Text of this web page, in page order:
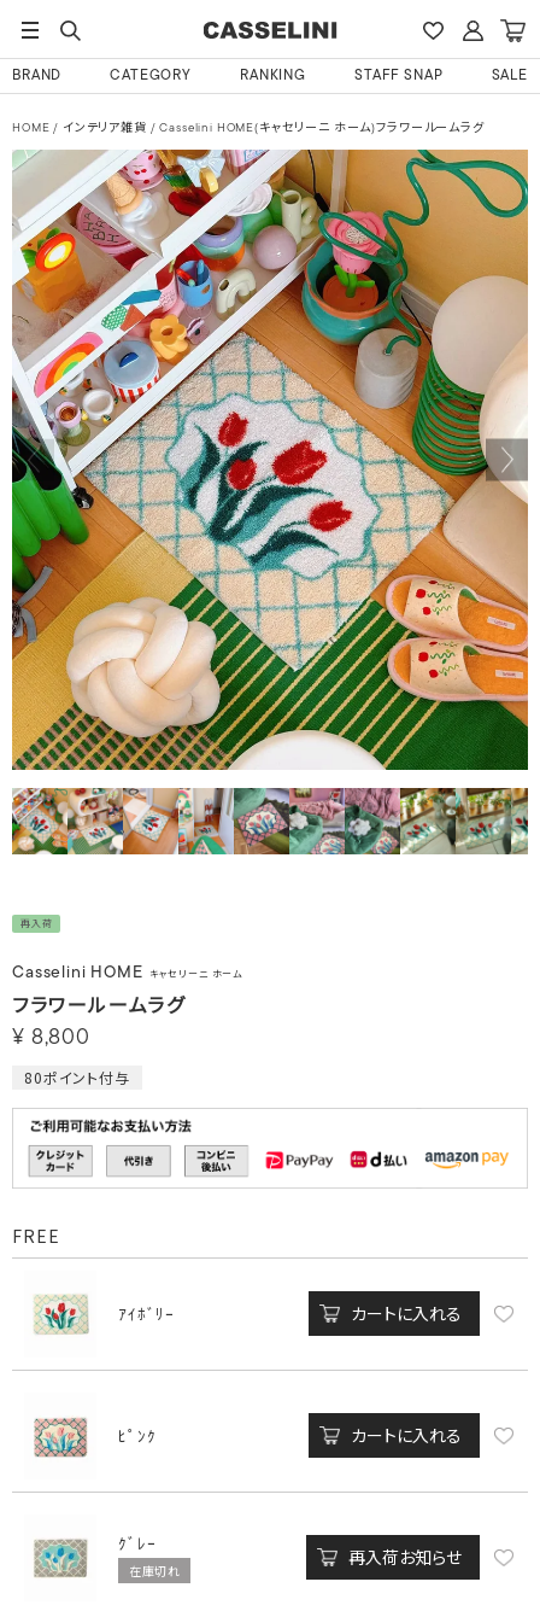
BRAND CATEGORY RANKING STAFF SNAP SALE
HOME インテリア雑貨 Casselini HOME(キャセリーニ ホーム)フラワールームラグ
再入荷
Casselini HOME キャセリーニ ホーム
フラワールームラグ
¥ 8,800
80ポイント付与
FREE
ｱｲﾎﾞﾘｰ カートに入れる
ﾋﾟﾝｸ カートに入れる
ｸﾞﾚｰ
在庫切れ
再入荷お知らせ